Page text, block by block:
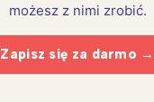
możesz z nimi zrobić.
Zapisz się za darmo →